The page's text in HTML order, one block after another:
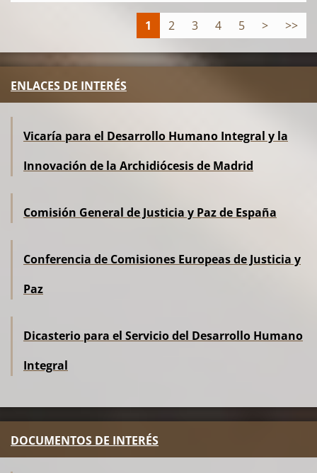
1 2 3 4 5 > >>
ENLACES DE INTERÉS
Vicaría para el Desarrollo Humano Integral y la
Innovación de la Archidiócesis de Madrid
Comisión General de Justicia y Paz de España
Conferencia de Comisiones Europeas de Justicia y
Paz
Dicasterio para el Servicio del Desarrollo Humano
Integral
DOCUMENTOS DE INTERÉS